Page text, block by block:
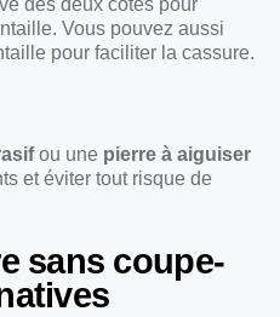
des deux côtés pour
Vous pouvez aussi
pour faciliter la cassure.
ou une pierre à aiguiser
et éviter tout risque de
sans coupe-